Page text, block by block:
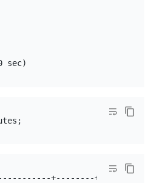
+--------+